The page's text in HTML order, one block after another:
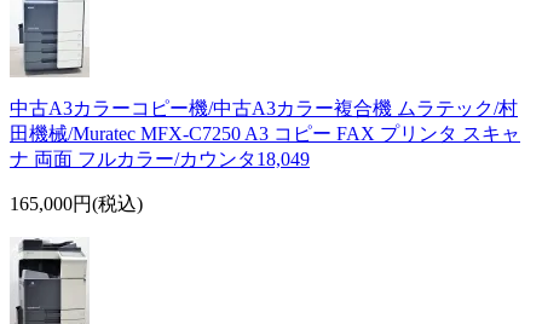
中古A3カラーコピー機/中古A3カラー複合機 ムラテック/村
田機械/Muratec MFX-C7250 A3 コピー FAX プリンタ スキャ
ナ 両面 フルカラー/カウンタ18,049
165,000円(税込)